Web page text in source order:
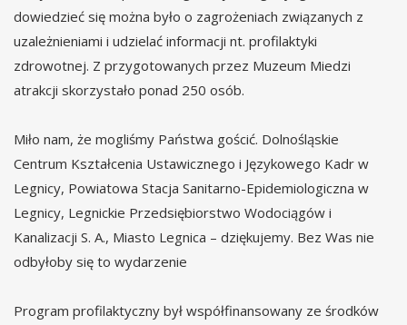
dowiedzieć się można było o zagrożeniach związanych z
uzależnieniami i udzielać informacji nt. profilaktyki
zdrowotnej. Z przygotowanych przez Muzeum Miedzi
atrakcji skorzystało ponad 250 osób.
Miło nam, że mogliśmy Państwa gościć. Dolnośląskie
Centrum Kształcenia Ustawicznego i Językowego Kadr w
Legnicy, Powiatowa Stacja Sanitarno-Epidemiologiczna w
Legnicy, Legnickie Przedsiębiorstwo Wodociągów i
Kanalizacji S. A., Miasto Legnica – dziękujemy. Bez Was nie
odbyłoby się to wydarzenie
Program profilaktyczny był współfinansowany ze środków